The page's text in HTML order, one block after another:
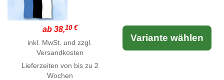
ab 38,10 €
inkl. MwSt. und zzgl.
Versandkosten
Lieferzeiten von bis zu 2
Wochen
Variante wählen